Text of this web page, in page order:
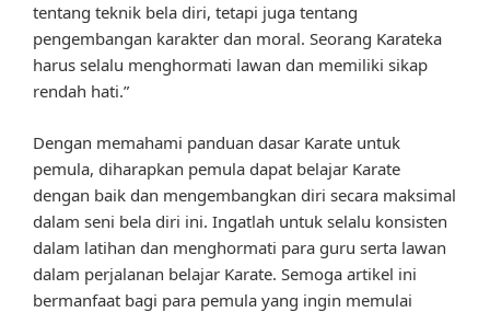
tentang teknik bela diri, tetapi juga tentang
pengembangan karakter dan moral. Seorang Karateka
harus selalu menghormati lawan dan memiliki sikap
rendah hati.”
Dengan memahami panduan dasar Karate untuk
pemula, diharapkan pemula dapat belajar Karate
dengan baik dan mengembangkan diri secara maksimal
dalam seni bela diri ini. Ingatlah untuk selalu konsisten
dalam latihan dan menghormati para guru serta lawan
dalam perjalanan belajar Karate. Semoga artikel ini
bermanfaat bagi para pemula yang ingin memulai